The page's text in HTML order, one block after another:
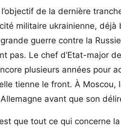
de la dernière
militaire ukrainienne,
grande guerre contre la
pas. Le chef d’Etat-major
plusieurs années pour
tienne le front. À
avant que son
que tout ce qui concerne la